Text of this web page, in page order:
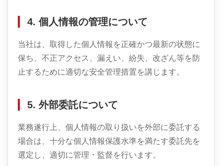
4. 個人情報の管理について
当社は、取得した個人情報を正確かつ最新の状態に
保ち、不正アクセス、漏えい、紛失、改ざん等を防
止するために適切な安全管理措置を講じます。
5. 外部委託について
業務遂行上、個人情報の取り扱いを外部に委託する
場合は、十分な個人情報保護水準を満たす委託先を
選定し、適切に管理・監督を行います。